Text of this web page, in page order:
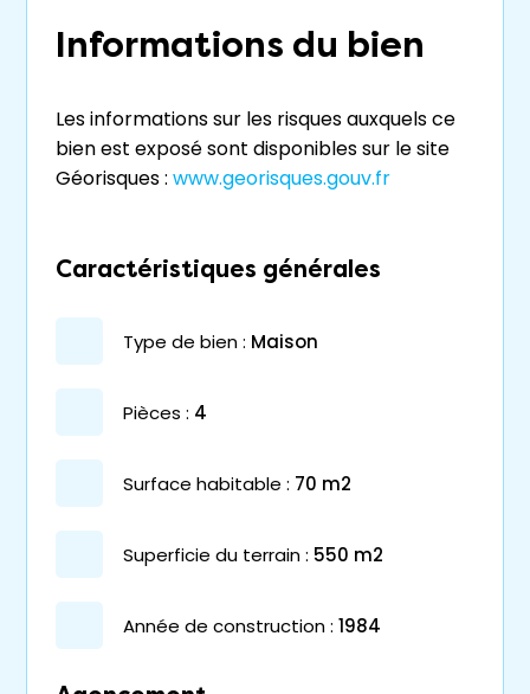
Informations du bien
Les informations sur les risques auxquels ce
bien est exposé sont disponibles sur le site
Géorisques : www.georisques.gouv.fr
Caractéristiques générales
type de bien : maison
pièces : 4
surface habitable : 70 m2
superficie du terrain : 550 m2
année de construction : 1984